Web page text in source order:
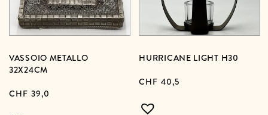
VASSOIO METALLO
32X24CM
CHF 39,0
HURRICANE LIGHT H30
CHF 40,5